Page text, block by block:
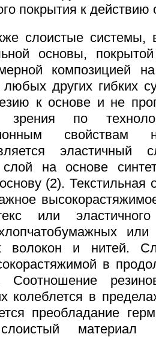
покрытия к действию
слоистые
основы,
композицией
любых других гибких
к основе и не
зрения по
свойствам
эластичный
на основе
(2). Текстильная
или эластичного
волокон и нитей.
в
Соотношение
колеблется в
преобладание
материал